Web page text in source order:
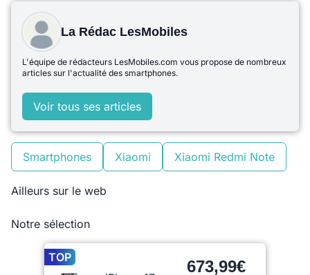
La Rédac LesMobiles
L'équipe de rédacteurs LesMobiles.com vous propose de nombreux
articles sur l'actualité des smartphones.
Voir tous ses articles
Smartphones Xiaomi Xiaomi Redmi Note
Ailleurs sur le web
Notre sélection
TOP
673,99€